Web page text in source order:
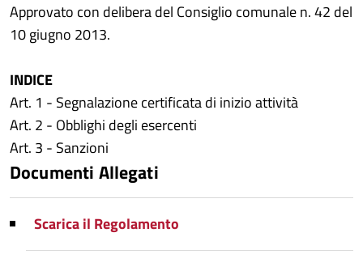
Approvato con delibera del Consiglio comunale n. 42 del
10 giugno 2013.
INDICE
Art. 1 - Segnalazione certificata di inizio attività
Art. 2 - Obblighi degli esercenti
Art. 3 - Sanzioni
Documenti Allegati
Scarica il Regolamento